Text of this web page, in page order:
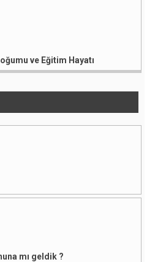
ve Eğitim Hayatı
mı geldik ?